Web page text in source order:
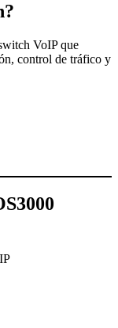
VoIP que
control de tráfico y